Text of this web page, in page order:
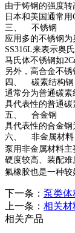
由于铸钢的强度转
日本和美国通常用
三、
不锈钢
应用多的不锈钢
SS316L来表示奥氏
马氏体不锈钢如
另外，高合金不锈
四、
碳素结构钢
通常分为普通碳素
具代表性的普通碳
五、
合金钢
具代表性的合金钢
六、
非金属材料
泵用非金属材料
硬度较高、装配难
氟橡胶也是一种
下一条： 泵类体
上一条： 相关材
相关产品